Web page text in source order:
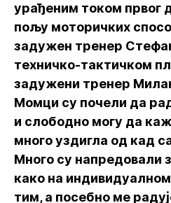
урађеним током првог
пољу моторичких
задужен тренер
техничко-тактичком
задужени тренер
Момци су почели да
и слободно могу да
много уздигла од кад
Много су напредовали
како на
тим, а посебно ме